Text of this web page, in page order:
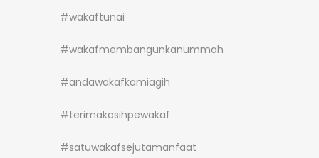
#wakaftunai
#wakafmembangunkanummah
#andawakafkamiagih
#terimakasihpewakaf
#satuwakafsejutamanfaat